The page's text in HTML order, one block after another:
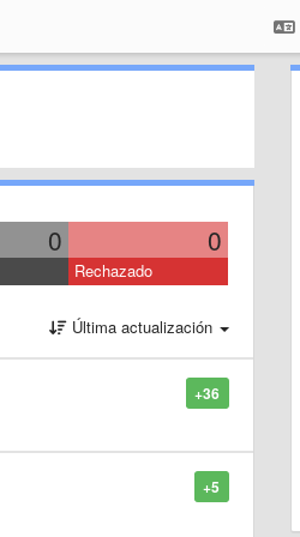
0 0
Rechazado
Última actualización
+36
+5